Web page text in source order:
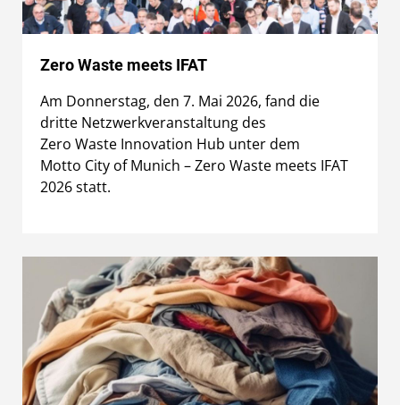
Zero Waste meets IFAT
Am Donnerstag, den 7. Mai 2026, fand die
dritte Netzwerkveranstaltung des
Zero Waste Innovation Hub unter dem
Motto City of Munich – Zero Waste meets IFAT
2026 statt.